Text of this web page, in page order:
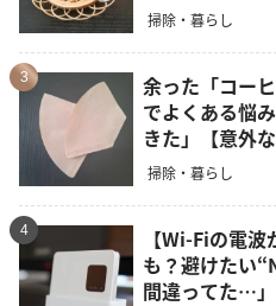
掃除・暮らし
3
余った「コー
でよくある悩
きた」【意外な
掃除・暮らし
4
【Wi-Fiの電
も？避けたい
間違ってた…」